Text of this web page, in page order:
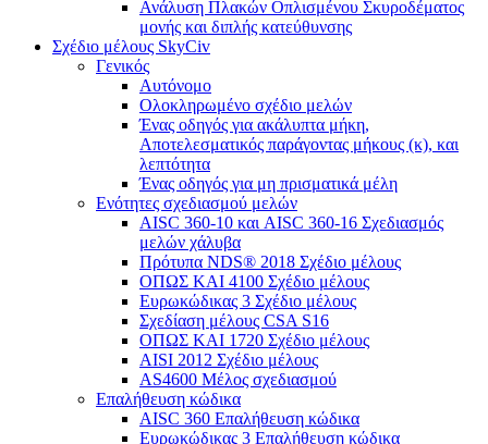
Ανάλυση Πλακών Οπλισμένου Σκυροδέματος
μονής και διπλής κατεύθυνσης
Σχέδιο μέλους SkyCiv
Γενικός
Αυτόνομο
Ολοκληρωμένο σχέδιο μελών
Ένας οδηγός για ακάλυπτα μήκη,
Αποτελεσματικός παράγοντας μήκους (κ), και
λεπτότητα
Ένας οδηγός για μη πρισματικά μέλη
Ενότητες σχεδιασμού μελών
AISC 360-10 και AISC 360-16 Σχεδιασμός
μελών χάλυβα
Πρότυπα NDS® 2018 Σχέδιο μέλους
ΟΠΩΣ ΚΑΙ 4100 Σχέδιο μέλους
Ευρωκώδικας 3 Σχέδιο μέλους
Σχεδίαση μέλους CSA S16
ΟΠΩΣ ΚΑΙ 1720 Σχέδιο μέλους
AISI 2012 Σχέδιο μέλους
AS4600 Μέλος σχεδιασμού
Επαλήθευση κώδικα
AISC 360 Επαλήθευση κώδικα
Ευρωκώδικας 3 Επαλήθευση κώδικα